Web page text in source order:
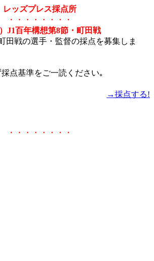
レッズプレス採点所
・・・・・・・・
J1百年構想第8節・町田戦
田戦の選手・監督の採点を募集しま
点基準をご一読ください｡
→採点する!
・・・・・・・・